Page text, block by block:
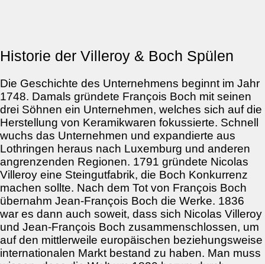
Historie der Villeroy & Boch Spülen
Die Geschichte des Unternehmens beginnt im Jahr
1748. Damals gründete François Boch mit seinen
drei Söhnen ein Unternehmen, welches sich auf die
Herstellung von Keramikwaren fokussierte. Schnell
wuchs das Unternehmen und expandierte aus
Lothringen heraus nach Luxemburg und anderen
angrenzenden Regionen. 1791 gründete Nicolas
Villeroy eine Steingutfabrik, die Boch Konkurrenz
machen sollte. Nach dem Tot von François Boch
übernahm Jean-François Boch die Werke. 1836
war es dann auch soweit, dass sich Nicolas Villeroy
und Jean-François Boch zusammenschlossen, um
auf den mittlerweile europäischen beziehungsweise
internationalen Markt bestand zu haben. Man muss